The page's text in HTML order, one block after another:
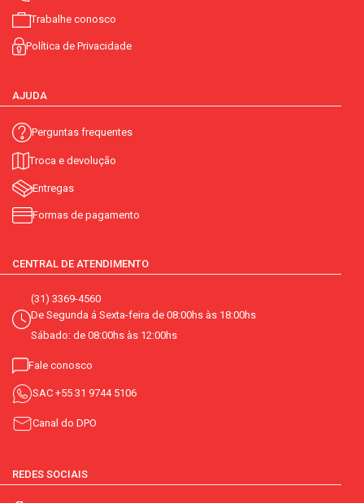
Trabalhe conosco
Política de Privacidade
AJUDA
Perguntas frequentes
Troca e devolução
Entregas
Formas de pagamento
CENTRAL DE ATENDIMENTO
(31) 3369-4560
De Segunda á Sexta-feira de 08:00hs às 18:00hs
Sábado: de 08:00hs às 12:00hs
Fale conosco
SAC +55 31 9744 5106
Canal do DPO
REDES SOCIAIS